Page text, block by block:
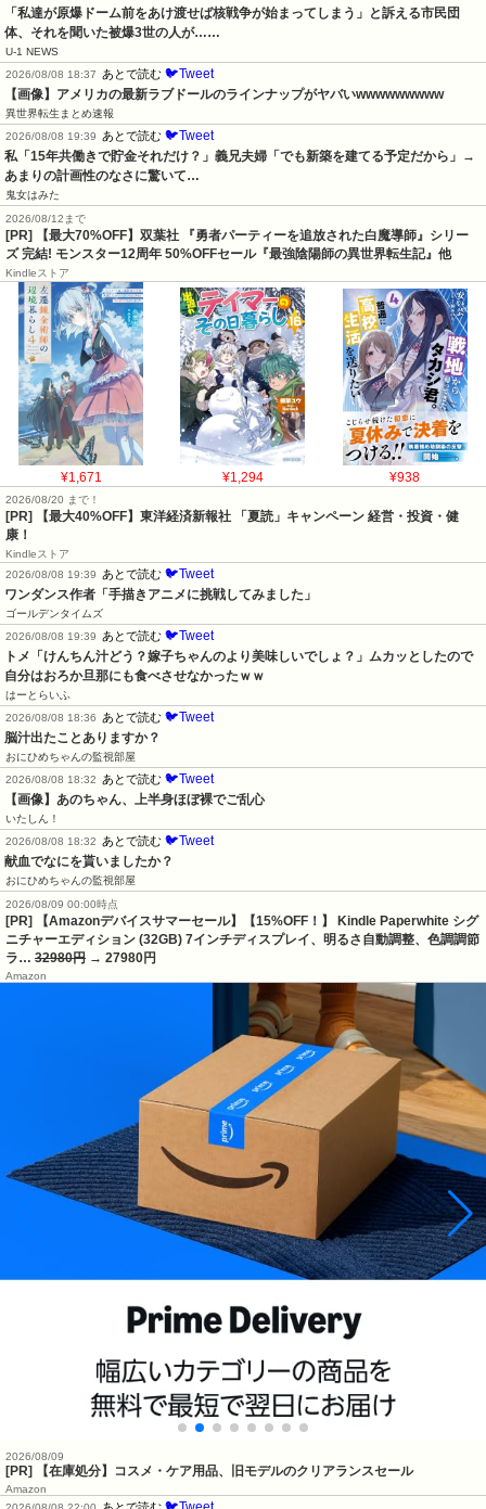
「私達が原爆ドーム前をあけ渡せば核戦争が始まってしまう」と訴える市民団
体、それを聞いた被爆3世の人が……
U-1 NEWS
2026/08/08 18:37
あとで読む 🐦Tweet
【画像】アメリカの最新ラブドールのラインナップがヤバいwwwwwwwww
異世界転生まとめ速報
2026/08/08 19:39
あとで読む 🐦Tweet
私「15年共働きで貯金それだけ？」義兄夫婦「でも新築を建てる予定だから」→
あまりの計画性のなさに驚いて…
鬼女はみた
2026/08/12まで
[PR] 【最大70%OFF】双葉社 『勇者パーティーを追放された白魔導師』シリー
ズ 完結! モンスター12周年 50%OFFセール『最強陰陽師の異世界転生記』他
Kindleストア
¥1,671 ¥1,294 ¥938
2026/08/20 まで！
[PR]
【最大40%OFF】東洋経済新報社 「夏読」キャンペーン 経営・投資・健
康！
Kindleストア
2026/08/08 19:39
あとで読む 🐦Tweet
ワンダンス作者「手描きアニメに挑戦してみました」
ゴールデンタイムズ
2026/08/08 19:39
あとで読む 🐦Tweet
トメ「けんちん汁どう？嫁子ちゃんのより美味しいでしょ？」ムカッとしたので
自分はおろか旦那にも食べさせなかったｗｗ
はーとらいふ
2026/08/08 18:36
あとで読む 🐦Tweet
脳汁出たことありますか？
おにひめちゃんの監視部屋
2026/08/08 18:32
あとで読む 🐦Tweet
【画像】あのちゃん、上半身ほぼ裸でご乱心
いたしん！
2026/08/08 18:32
あとで読む 🐦Tweet
献血でなにを貰いましたか？
おにひめちゃんの監視部屋
2026/08/09 00:00時点
[PR] 【Amazonデバイスサマーセール】【15%OFF！】 Kindle Paperwhite シグ
ニチャーエディション (32GB) 7インチディスプレイ、明るさ自動調整、色調調節
ラ… 32980円 → 27980円
Amazon
2026/08/09
[PR] 【在庫処分】コスメ・ケア用品、旧モデルのクリアランスセール
Amazon